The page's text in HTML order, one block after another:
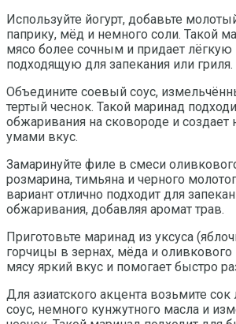
Используйте йогурт, добавьте
паприку, мёд и немного соли. Такой
мясо более сочным и придает лёгкую
подходящую для запекания или гриля.
Объедините соевый соус,
тертый чеснок. Такой маринад
обжаривания на сковороде и
умами вкус.
Замаринуйте филе в смеси
розмарина, тимьяна и черного
вариант отлично подходит для
обжаривания, добавляя аромат трав.
Приготовьте маринад из уксуса
горчицы в зернах, мёда и
мясу яркий вкус и помогает быстро
Для азиатского акцента возьмите
соус, немного кунжутного масла и